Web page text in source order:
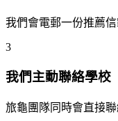
我們會電郵一份推薦
3
我們主動聯絡學校
旅龜團隊同時會直接